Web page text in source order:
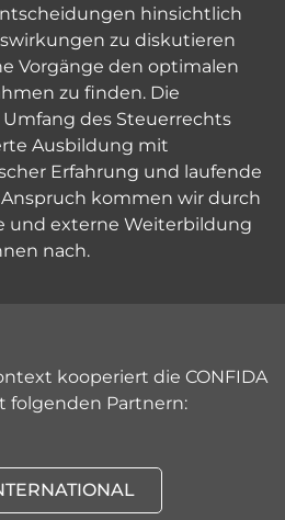
hinsichtlich
zu diskutieren
Vorgänge den optimalen
zu finden. Die
des Steuerrechts
Ausbildung mit
Erfahrung und laufende
kommen wir durch
und externe Weiterbildung
nach.
kooperiert die CONFIDA
folgenden Partnern: